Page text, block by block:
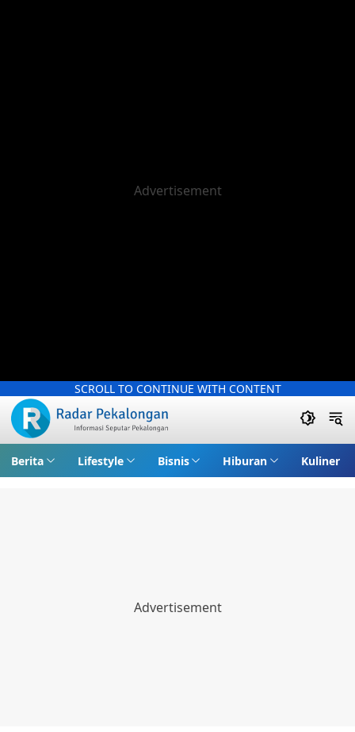
SCROLL TO CONTINUE WITH CONTENT
Berita Lifestyle Bisnis Hiburan Kuliner